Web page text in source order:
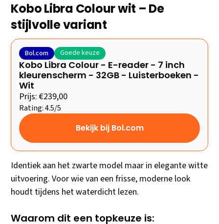
Kobo Libra Colour wit – De
stijlvolle variant
Bol.com Goede keuze
Kobo Libra Colour - E-reader - 7 inch
kleurenscherm - 32GB - Luisterboeken -
Wit
Prijs: €239,00
Rating: 4.5/5
Bekijk bij Bol.com
Identiek aan het zwarte model maar in elegante witte
uitvoering. Voor wie van een frisse, moderne look
houdt tijdens het waterdicht lezen.
Waarom dit een topkeuze is: